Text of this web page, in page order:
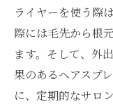
ライヤーを使う際
際には毛先から根
ます。そして、外
果のあるヘアスプ
に、定期的なサロ